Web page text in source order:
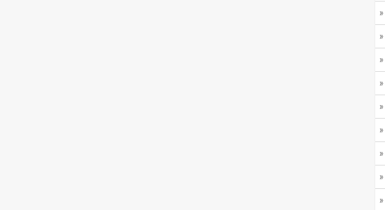
»
»
»
»
»
»
»
»
»